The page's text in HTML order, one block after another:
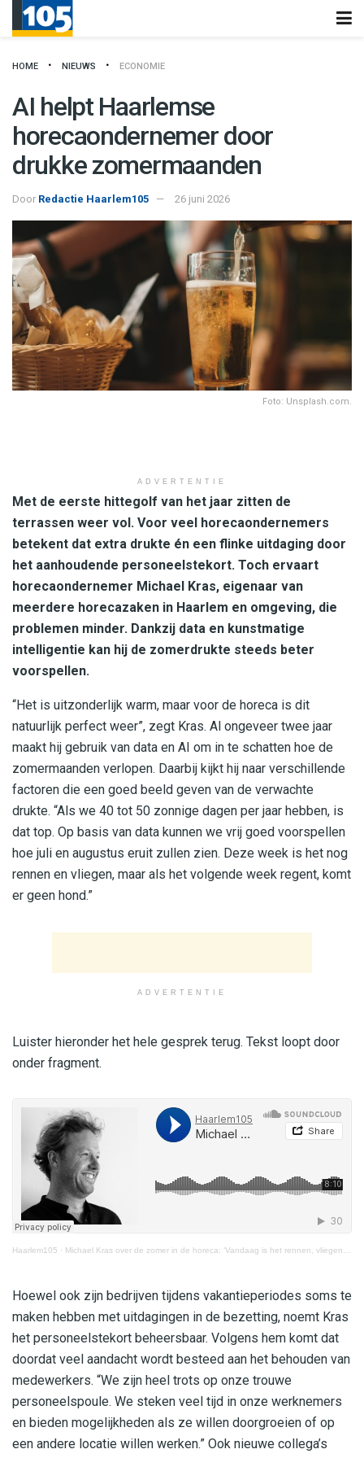
HOME NIEUWS ECONOMIE
AI helpt Haarlemse
horecaondernemer door
drukke zomermaanden
Door Redactie Haarlem105 26 juni 2026
Foto: Unsplash.com.
ADVERTENTIE
Met de eerste hittegolf van het jaar zitten de
terrassen weer vol. Voor veel horecaondernemers
betekent dat extra drukte én een flinke uitdaging door
het aanhoudende personeelstekort. Toch ervaart
horecaondernemer Michael Kras, eigenaar van
meerdere horecazaken in Haarlem en omgeving, die
problemen minder. Dankzij data en kunstmatige
intelligentie kan hij de zomerdrukte steeds beter
voorspellen.
“Het is uitzonderlijk warm, maar voor de horeca is dit
natuurlijk perfect weer”, zegt Kras. Al ongeveer twee jaar
maakt hij gebruik van data en AI om in te schatten hoe de
zomermaanden verlopen. Daarbij kijkt hij naar verschillende
factoren die een goed beeld geven van de verwachte
drukte. “Als we 40 tot 50 zonnige dagen per jaar hebben, is
dat top. Op basis van data kunnen we vrij goed voorspellen
hoe juli en augustus eruit zullen zien. Deze week is het nog
rennen en vliegen, maar als het volgende week regent, komt
er geen hond.”
ADVERTENTIE
Luister hieronder het hele gesprek terug. Tekst loopt door
onder fragment.
Haarlem105 · Michael Kras over de zomer in de horeca: ‘Vandaag is het rennen, vliegen en volle bak’
Hoewel ook zijn bedrijven tijdens vakantieperiodes soms te
maken hebben met uitdagingen in de bezetting, noemt Kras
het personeelstekort beheersbaar. Volgens hem komt dat
doordat veel aandacht wordt besteed aan het behouden van
medewerkers. “We zijn heel trots op onze trouwe
personeelspoule. We steken veel tijd in onze werknemers
en bieden mogelijkheden als ze willen doorgroeien of op
een andere locatie willen werken.” Ook nieuwe collega’s